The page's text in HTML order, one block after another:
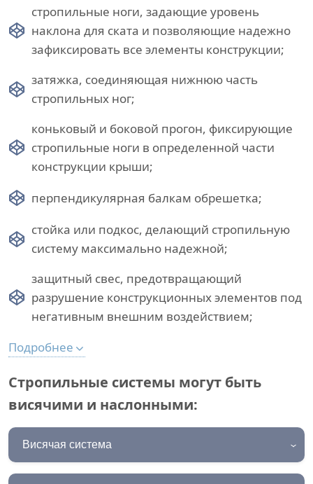
стропильные ноги, задающие уровень
наклона для ската и позволяющие надежно
зафиксировать все элементы конструкции;
затяжка, соединяющая нижнюю часть
стропильных ног;
коньковый и боковой прогон, фиксирующие
стропильные ноги в определенной части
конструкции крыши;
перпендикулярная балкам обрешетка;
стойка или подкос, делающий стропильную
систему максимально надежной;
защитный свес, предотвращающий
разрушение конструкционных элементов под
негативным внешним воздействием;
Подробнее
Стропильные системы могут быть
висячими и наслонными:
Висячая система